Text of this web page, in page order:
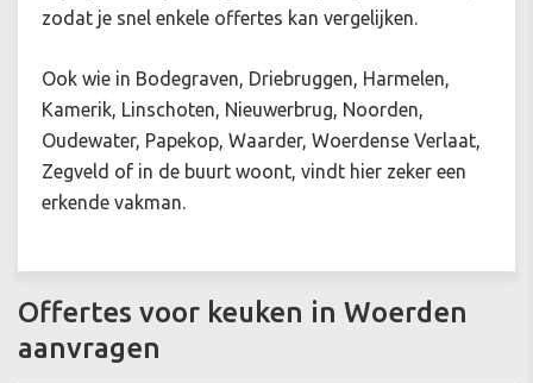
zodat je snel enkele offertes kan vergelijken.
Ook wie in Bodegraven, Driebruggen, Harmelen,
Kamerik, Linschoten, Nieuwerbrug, Noorden,
Oudewater, Papekop, Waarder, Woerdense Verlaat,
Zegveld of in de buurt woont, vindt hier zeker een
erkende vakman.
Offertes voor keuken in Woerden
aanvragen